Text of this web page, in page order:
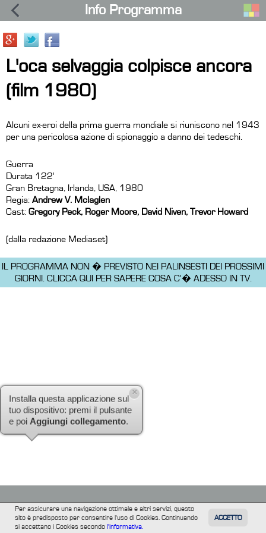
TUTTI FILM
Per assicurare una navigazione ottimale e altri servizi, questo
sito è predisposto per consentire l'uso di Cookies. Continuando
si accettano i Cookies secondol'informativa.
ACCETTO
Info Programma
L'oca selvaggia colpisce ancora
(film 1980)
Alcuni ex-eroi della prima guerra mondiale si riuniscono nel 1943
per una pericolosa azione di spionaggio a danno dei tedeschi.
Guerra
Durata 122'
Gran Bretagna, Irlanda, USA, 1980
Regia: Andrew V. Mclaglen
Cast: Gregory Peck, Roger Moore, David Niven, Trevor Howard
(dalla redazione Mediaset)
IL PROGRAMMA NON � PREVISTO NEI PALINSESTI DEI PROSSIMI
GIORNI. CLICCA QUI PER SAPERE COSA C'� ADESSO IN TV.
Installa questa applicazione sul
tuo dispositivo: premi il pulsante
Aggiungi collegamento